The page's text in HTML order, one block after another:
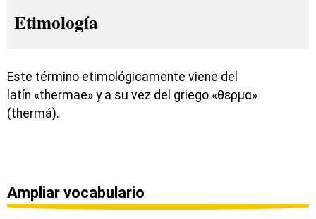
Etimología
Este término etimológicamente viene del
latín «thermae» y a su vez del griego «θερμα»
(thermá).
Ampliar vocabulario